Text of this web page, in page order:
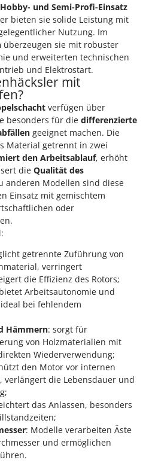
Hobby- und Semi-Profi-Einsatz
bieten sie solide Leistung mit
Nutzung. Im
überzeugen sie mit robuster
und erweiterten technischen
und Elektrostart.
mit
verfügen über
besonders für die differenzierte
geeignet machen. Die
Material getrennt in zwei
den Arbeitsablauf, erhöht
die Qualität des
anderen Modellen sind diese
Einsatz mit gemischtem
oder
getrennte Zuführung von
verringert
die Effizienz des Rotors;
Arbeitsautonomie und
ideal bei fehlendem
Hämmern: sorgt für
von Holzmaterialien mit
Wiederverwendung;
den Motor vor internen
verlängert die Lebensdauer und
das Anlassen, besonders
: Modelle verarbeiten Äste
und ermöglichen